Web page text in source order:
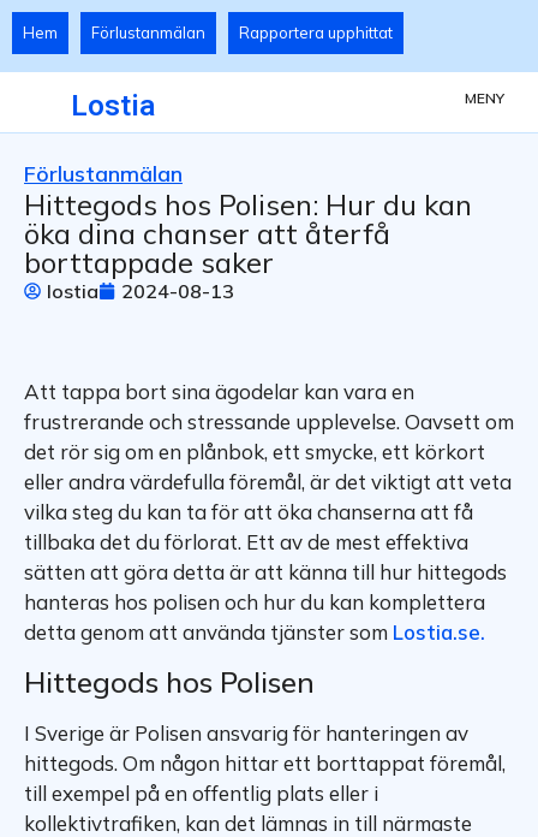
Hem Förlustanmälan Rapportera upphittat
Lostia MENY
Förlustanmälan
Hittegods hos Polisen: Hur du kan
öka dina chanser att återfå
borttappade saker
lostia 2024-08-13
Att tappa bort sina ägodelar kan vara en
frustrerande och stressande upplevelse. Oavsett om
det rör sig om en plånbok, ett smycke, ett körkort
eller andra värdefulla föremål, är det viktigt att veta
vilka steg du kan ta för att öka chanserna att få
tillbaka det du förlorat. Ett av de mest effektiva
sätten att göra detta är att känna till hur hittegods
hanteras hos polisen och hur du kan komplettera
detta genom att använda tjänster som Lostia.se.
Hittegods hos Polisen
I Sverige är Polisen ansvarig för hanteringen av
hittegods. Om någon hittar ett borttappat föremål,
till exempel på en offentlig plats eller i
kollektivtrafiken, kan det lämnas in till närmaste